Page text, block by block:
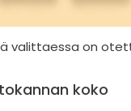
valittaessa on
koko